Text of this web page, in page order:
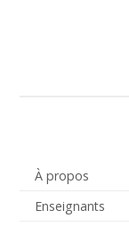
À propos
Enseignants